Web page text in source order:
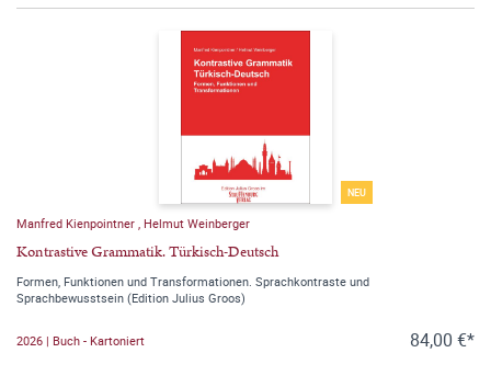
NEU
Manfred Kienpointner , Helmut Weinberger
Kontrastive Grammatik. Türkisch-Deutsch
Formen, Funktionen und Transformationen. Sprachkontraste und
Sprachbewusstsein (Edition Julius Groos)
2026 | Buch - Kartoniert 84,00 €*